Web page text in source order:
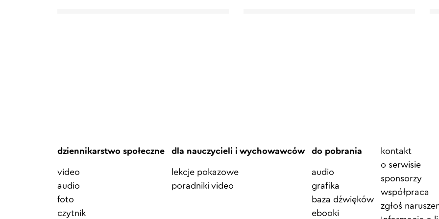
dziennikarstwo społeczne
video
audio
foto
czytnik
dla nauczycieli i wychowawców
lekcje pokazowe
poradniki video
do pobrania
audio
grafika
baza dźwięków
ebooki
Element
menu
kontakt
o serwisie
sponsorzy
współpraca
zgłoś